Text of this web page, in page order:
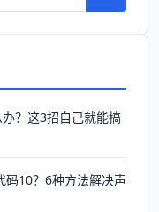
？这3招自己就能搞
10？6种方法解决声